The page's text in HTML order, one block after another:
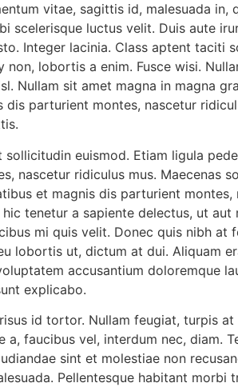
vitae, sagittis id, malesuada
scelerisque luctus velit. Duis aute
Integer lacinia. Class aptent taciti
non, lobortis a enim. Fusce wisi.
Nullam sit amet magna in magna
dis parturient montes, nascetur
sollicitudin euismod. Etiam ligula
nascetur ridiculus mus. Maecenas
et magnis dis parturient
hic tenetur a sapiente delectus, ut
mi quis velit. Donec quis nibh at
lobortis ut, dictum at dui. Aliquam
accusantium doloremque
explicabo.
id tortor. Nullam feugiat, turpis
a, faucibus vel, interdum nec, diam.
sint et molestiae non
Pellentesque habitant